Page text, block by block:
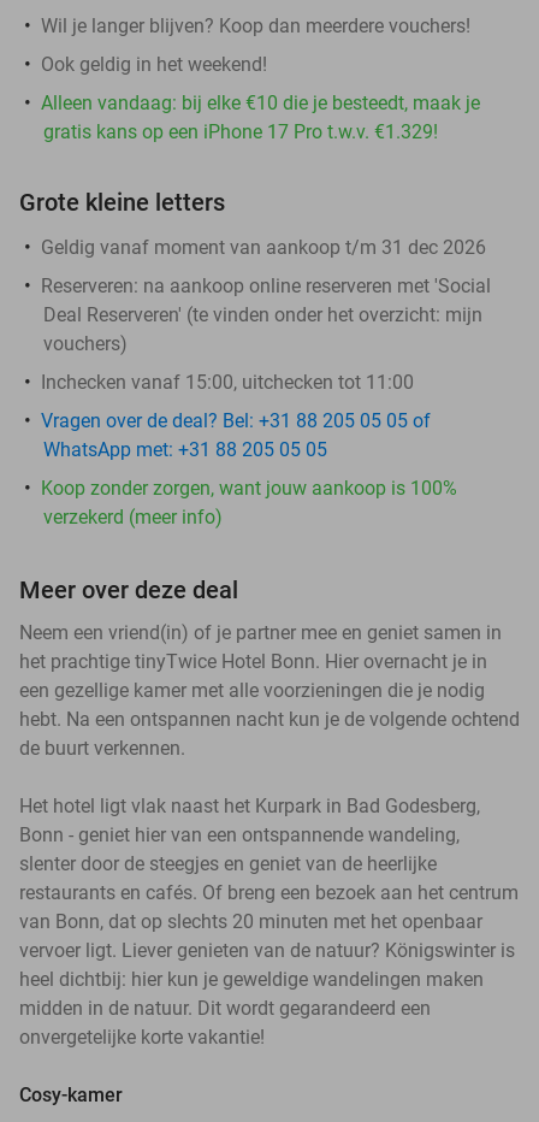
Wil je langer blijven? Koop dan meerdere vouchers!
Ook geldig in het weekend!
Alleen vandaag: bij elke €10 die je besteedt, maak je
gratis kans op een iPhone 17 Pro t.w.v. €1.329!
Grote kleine letters
Geldig vanaf moment van aankoop t/m 31 dec 2026
Reserveren: na aankoop online reserveren met 'Social
Deal Reserveren' (te vinden onder het overzicht: mijn
vouchers)
Inchecken vanaf 15:00, uitchecken tot 11:00
Vragen over de deal? Bel: +31 88 205 05 05 of
WhatsApp met: +31 88 205 05 05
Koop zonder zorgen, want jouw aankoop is 100%
verzekerd (meer info)
Meer over deze deal
Neem een vriend(in) of je partner mee en geniet samen in
het prachtige tinyTwice Hotel Bonn. Hier overnacht je in
een gezellige kamer met alle voorzieningen die je nodig
hebt. Na een ontspannen nacht kun je de volgende ochtend
de buurt verkennen.
Het hotel ligt vlak naast het Kurpark in Bad Godesberg,
Bonn - geniet hier van een ontspannende wandeling,
slenter door de steegjes en geniet van de heerlijke
restaurants en cafés. Of breng een bezoek aan het centrum
van Bonn, dat op slechts 20 minuten met het openbaar
vervoer ligt. Liever genieten van de natuur? Königswinter is
heel dichtbij: hier kun je geweldige wandelingen maken
midden in de natuur. Dit wordt gegarandeerd een
onvergetelijke korte vakantie!
Cosy-kamer